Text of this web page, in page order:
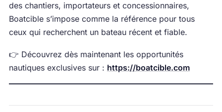
des chantiers, importateurs et concessionnaires,
Boatcible s’impose comme la référence pour tous
ceux qui recherchent un bateau récent et fiable.
👉 Découvrez dès maintenant les opportunités
nautiques exclusives sur : https://boatcible.com